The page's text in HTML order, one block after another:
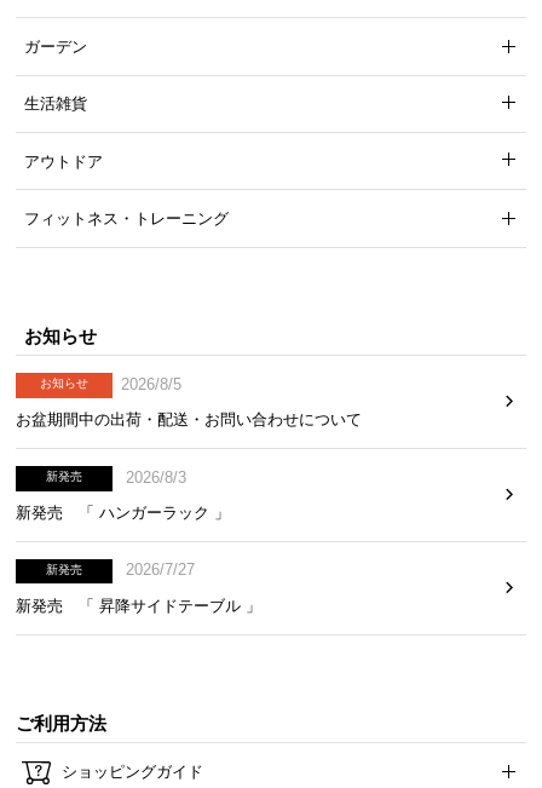
本革のような重厚感と高級感を醸し出すPVCレザー
ガーデン
生活雑貨
アウトドア
フィットネス・トレーニング
お知らせ
お知らせ
2026/8/5
お盆期間中の出荷・配送・お問い合わせについて
新発売
2026/8/3
新発売 「 ハンガーラック 」
新発売
2026/7/27
新発売 「 昇降サイドテーブル 」
ご利用方法
ショッピングガイド